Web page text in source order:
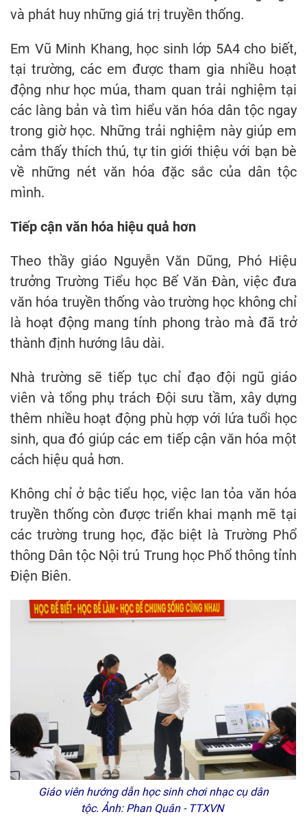
và phát huy những giá trị truyền thống.
Em Vũ Minh Khang, học sinh lớp 5A4 cho biết,
tại trường, các em được tham gia nhiều hoạt
động như học múa, tham quan trải nghiệm tại
các làng bản và tìm hiểu văn hóa dân tộc ngay
trong giờ học. Những trải nghiệm này giúp em
cảm thấy thích thú, tự tin giới thiệu với bạn bè
về những nét văn hóa đặc sắc của dân tộc
mình.
Tiếp cận văn hóa hiệu quả hơn
Theo thầy giáo Nguyễn Văn Dũng, Phó Hiệu
trưởng Trường Tiểu học Bế Văn Đàn, việc đưa
văn hóa truyền thống vào trường học không chỉ
là hoạt động mang tính phong trào mà đã trở
thành định hướng lâu dài.
Nhà trường sẽ tiếp tục chỉ đạo đội ngũ giáo
viên và tổng phụ trách Đội sưu tầm, xây dựng
thêm nhiều hoạt động phù hợp với lứa tuổi học
sinh, qua đó giúp các em tiếp cận văn hóa một
cách hiệu quả hơn.
Không chỉ ở bậc tiểu học, việc lan tỏa văn hóa
truyền thống còn được triển khai mạnh mẽ tại
các trường trung học, đặc biệt là Trường Phổ
thông Dân tộc Nội trú Trung học Phổ thông tỉnh
Điện Biên.
Giáo viên hướng dẫn học sinh chơi nhạc cụ dân
tộc. Ảnh: Phan Quân - TTXVN